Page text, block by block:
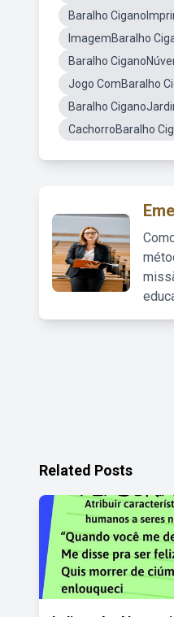
Baralho
ImagemBaralho
Baralho
Jogo ComBaralho
Baralho
CachorroBaralho
Related Posts